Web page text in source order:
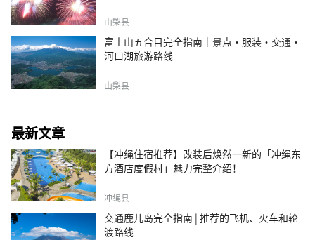
山梨县
富士山五合目完全指南｜景点·服装·交通·
河口湖旅游路线
山梨县
最新文章
【冲绳住宿推荐】改装后焕然一新的「冲绳东
方酒店度假村」魅力完整介绍！
冲绳县
交通鹿儿岛完全指南 | 推荐的飞机、火车和轮
渡路线